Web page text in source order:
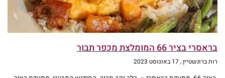
בראסרי בציר 66 המומלצת מכפר תבור
רות ברונשטיין 17 באוגוסט 2023